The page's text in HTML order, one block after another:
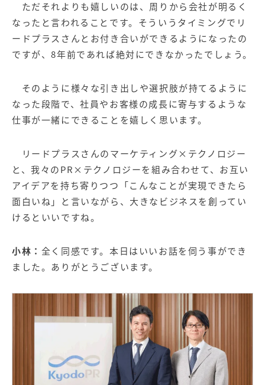
ただそれよりも嬉しいのは、周りから会社が明るく
なったと言われることです。そういうタイミングでリ
ードプラスさんとお付き合いができるようになったの
ですが、8年前であれば絶対にできなかったでしょう。
そのように様々な引き出しや選択肢が持てるように
なった段階で、社員やお客様の成長に寄与するような
仕事が一緒にできることを嬉しく思います。
リードプラスさんのマーケティング×テクノロジー
と、我々のPR×テクノロジーを組み合わせて、お互い
アイデアを持ち寄りつつ「こんなことが実現できたら
面白いね」と言いながら、大きなビジネスを創ってい
けるといいですね。
小林： 全く同感です。本日はいいお話を伺う事ができ
ました。ありがとうございます。